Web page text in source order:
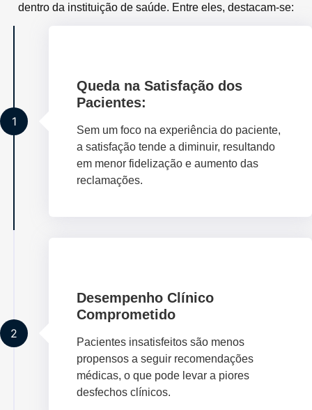
dentro da instituição de saúde. Entre eles, destacam-se:
Queda na Satisfação dos
Pacientes:
Sem um foco na experiência do paciente,
a satisfação tende a diminuir, resultando
em menor fidelização e aumento das
reclamações.
1
Desempenho Clínico
Comprometido
Pacientes insatisfeitos são menos
propensos a seguir recomendações
médicas, o que pode levar a piores
desfechos clínicos.
2